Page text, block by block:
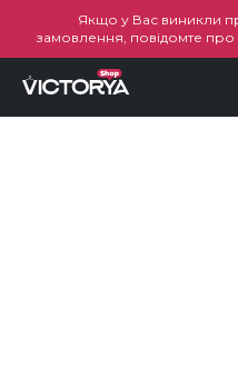
Якщо у Вас виникли
замовлення, повідомте